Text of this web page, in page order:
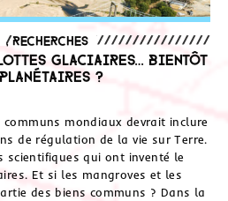
,Recherches
glaciaires… Bientôt
planétaires ?
communs mondiaux devrait inclure
de régulation de la vie sur Terre.
scientifiques qui ont inventé le
Et si les mangroves et les
des biens communs ? Dans la